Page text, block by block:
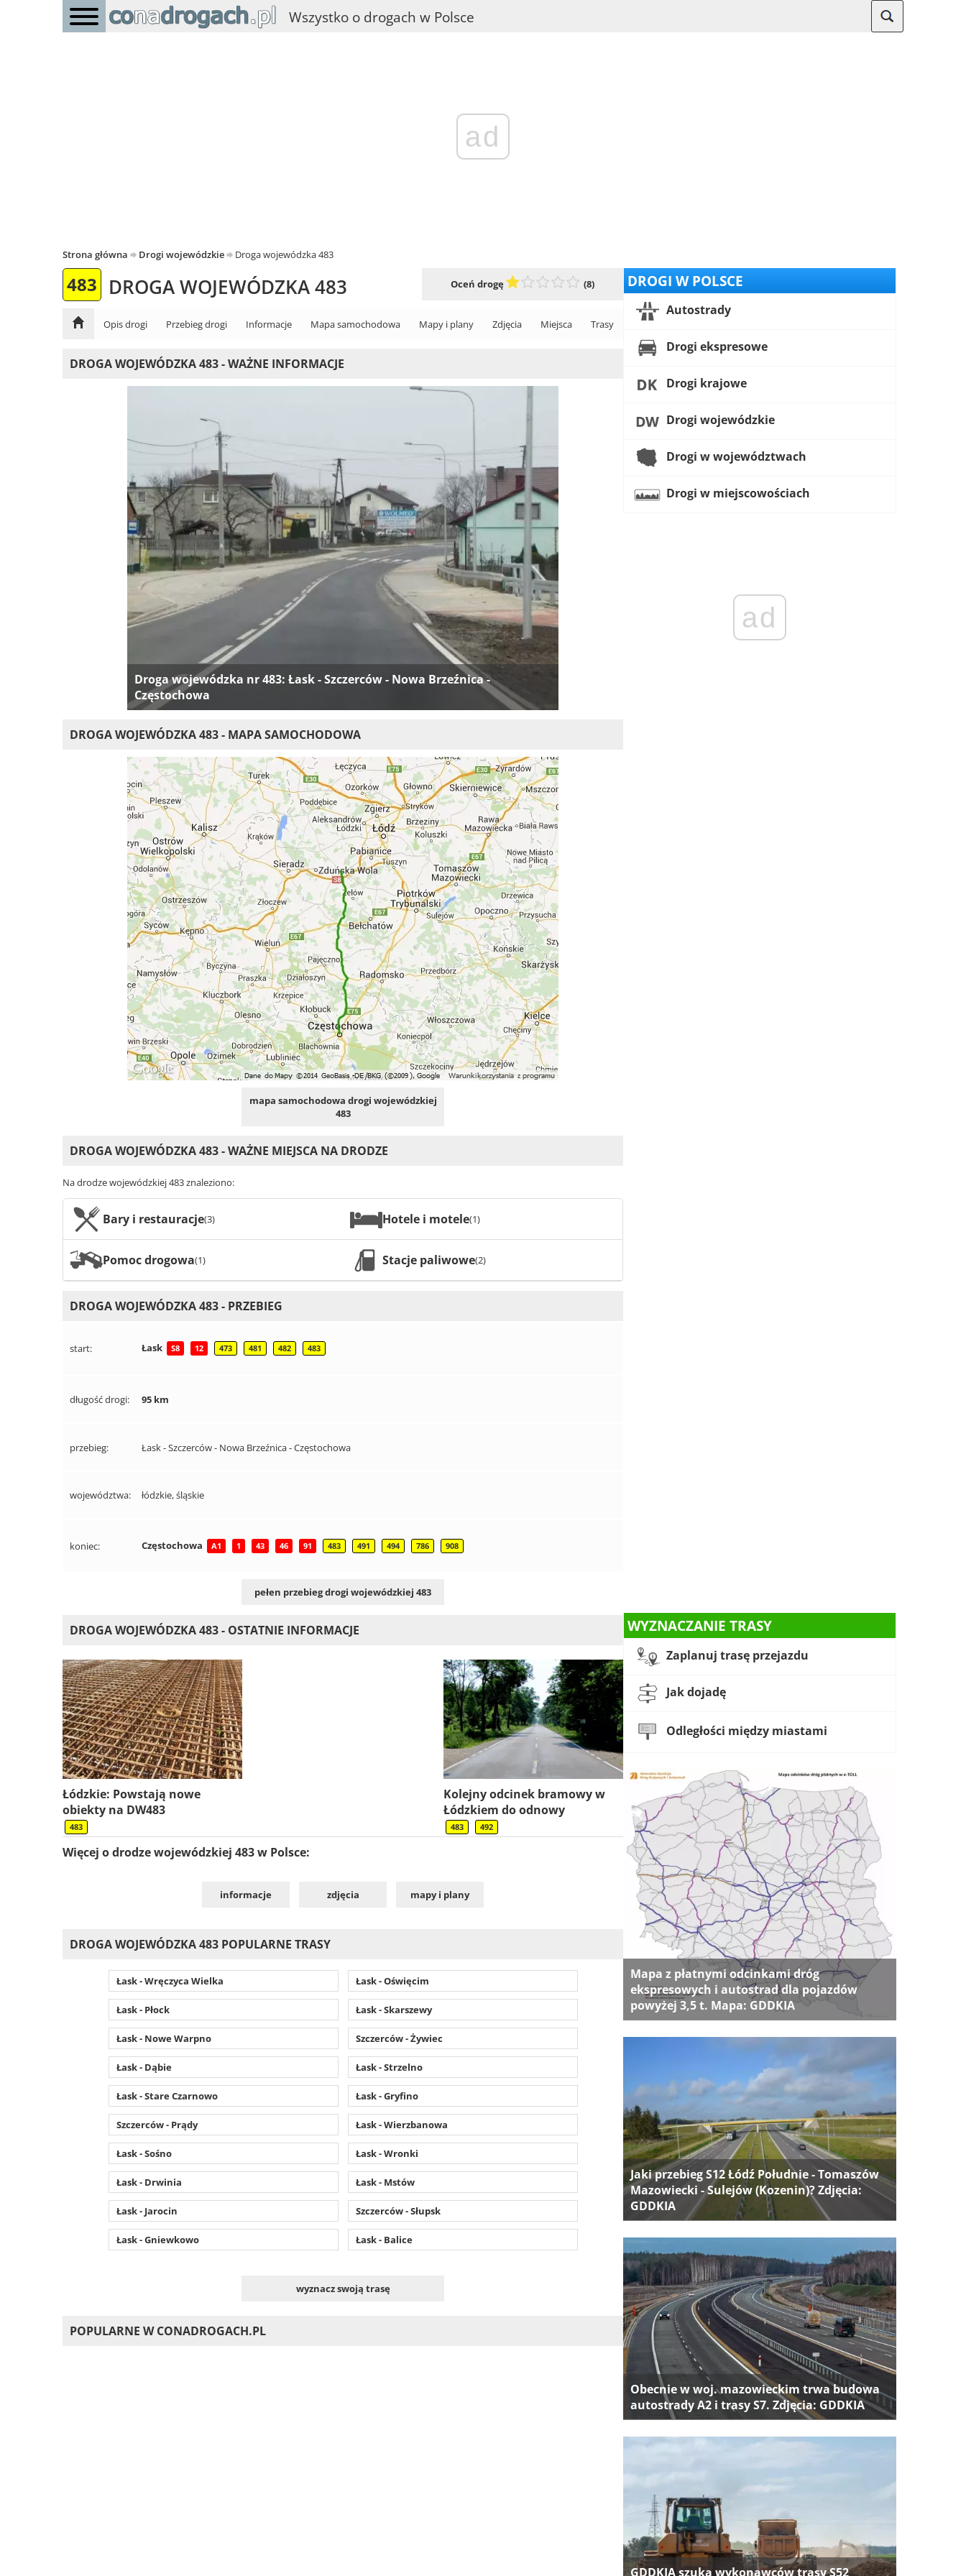
Wszystko o drogach w Polsce
ad
Strona główna Drogi wojewódzkie Droga wojewódzka 483
483 DROGA WOJEWÓDZKA 483 Oceń drogę (8)
Opis drogi Przebieg drogi Informacje Mapa samochodowa Mapy i plany Zdjęcia Miejsca Trasy
DROGA WOJEWÓDZKA 483 - WAŻNE INFORMACJE
Droga wojewódzka nr 483: Łask - Szczerców - Nowa Brzeźnica -
Częstochowa
DROGA WOJEWÓDZKA 483 - MAPA SAMOCHODOWA
mapa samochodowa drogi wojewódzkiej
483
DROGA WOJEWÓDZKA 483 - WAŻNE MIEJSCA NA DRODZE
Na drodze wojewódzkiej 483 znaleziono:
Bary i restauracje(3) Hotele i motele(1)
Pomoc drogowa(1) Stacje paliwowe(2)
DROGA WOJEWÓDZKA 483 - PRZEBIEG
start: Łask S8 12 473 481 482 483
długość drogi: 95 km
przebieg: Łask - Szczerców - Nowa Brzeźnica - Częstochowa
województwa: łódzkie, śląskie
koniec: Częstochowa A1 1 43 46 91 483 491 494 786 908
pełen przebieg drogi wojewódzkiej 483
DROGA WOJEWÓDZKA 483 - OSTATNIE INFORMACJE
Łódzkie: Powstają nowe
obiekty na DW483
483
Kolejny odcinek bramowy w
Łódzkiem do odnowy
483 492
Więcej o drodze wojewódzkiej 483 w Polsce:
informacje zdjęcia mapy i plany
DROGA WOJEWÓDZKA 483 POPULARNE TRASY
Łask - Wręczyca Wielka Łask - Oświęcim
Łask - Płock Łask - Skarszewy
Łask - Nowe Warpno Szczerców - Żywiec
Łask - Dąbie Łask - Strzelno
Łask - Stare Czarnowo Łask - Gryfino
Szczerców - Prądy Łask - Wierzbanowa
Łask - Sośno Łask - Wronki
Łask - Drwinia Łask - Mstów
Łask - Jarocin Szczerców - Słupsk
Łask - Gniewkowo Łask - Balice
wyznacz swoją trasę
POPULARNE W CONADROGACH.PL
DROGI W POLSCE
Autostrady
Drogi ekspresowe
Drogi krajowe
Drogi wojewódzkie
Drogi w województwach
Drogi w miejscowościach
ad
WYZNACZANIE TRASY
Zaplanuj trasę przejazdu
Jak dojadę
Odległości między miastami
Mapa z płatnymi odcinkami dróg
ekspresowych i autostrad dla pojazdów
powyżej 3,5 t. Mapa: GDDKIA
Jaki przebieg S12 Łódź Południe - Tomaszów
Mazowiecki - Sulejów (Kozenin)? Zdjęcia:
GDDKIA
Obecnie w woj. mazowieckim trwa budowa
autostrady A2 i trasy S7. Zdjęcia: GDDKIA
GDDKIA szuka wykonawców trasy S52